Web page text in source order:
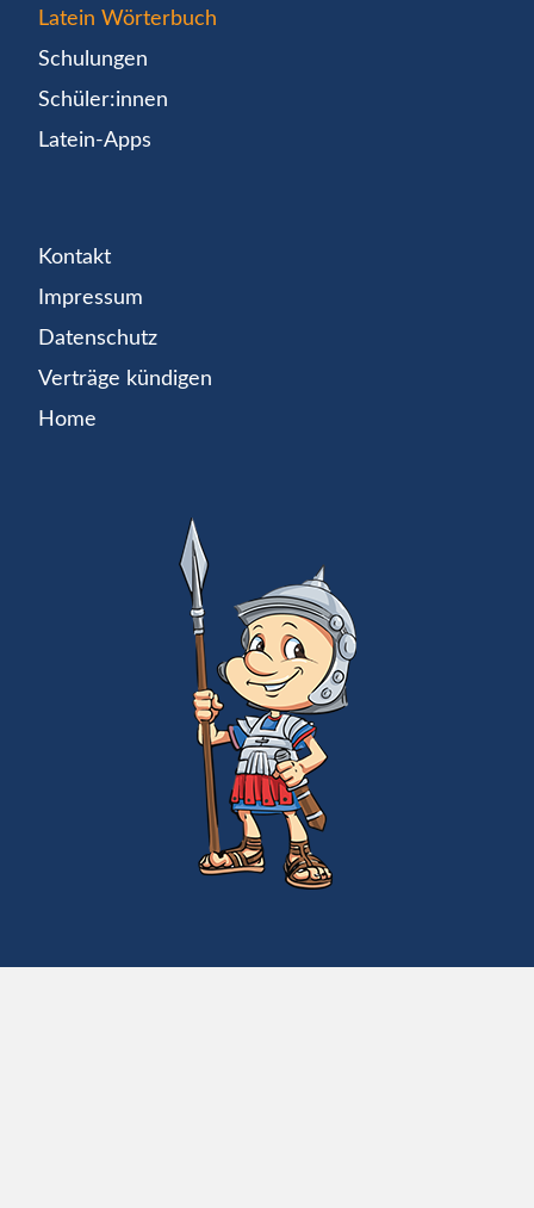
Latein Wörterbuch
Schulungen
Schüler:innen
Latein-Apps
Kontakt
Impressum
Datenschutz
Verträge kündigen
Home